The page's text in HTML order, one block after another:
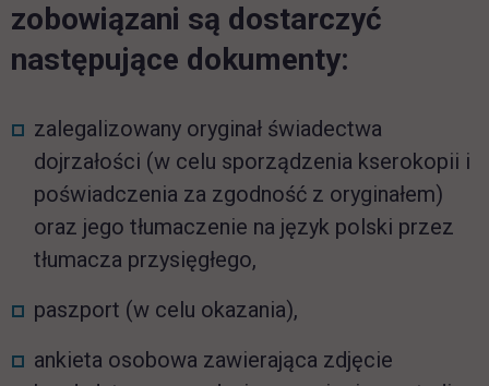
zobowiązani są dostarczyć
następujące dokumenty:
zalegalizowany oryginał świadectwa
dojrzałości (w celu sporządzenia kserokopii i
poświadczenia za zgodność z oryginałem)
oraz jego tłumaczenie na język polski przez
tłumacza przysięgłego,
paszport (w celu okazania),
ankieta osobowa zawierająca zdjęcie